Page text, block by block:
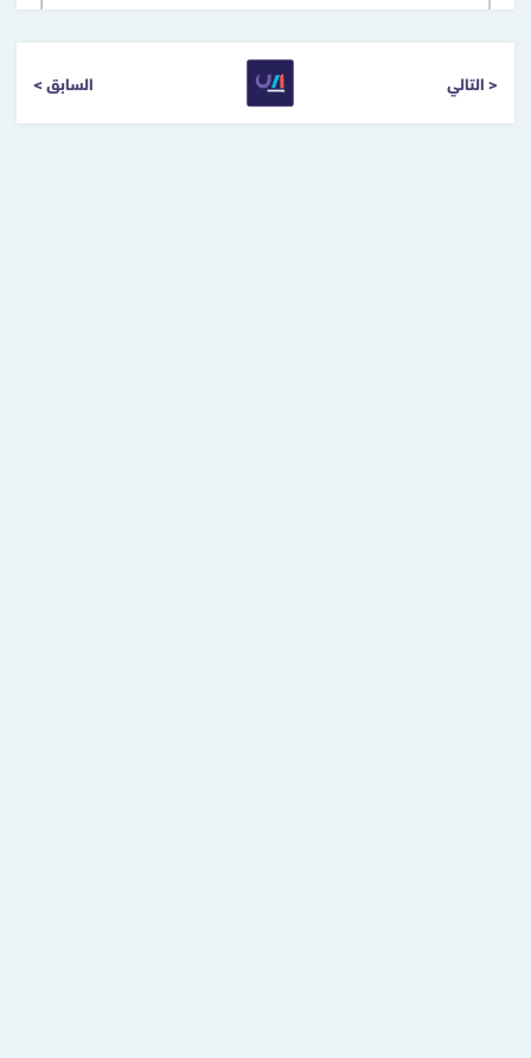
< السابق التالي >